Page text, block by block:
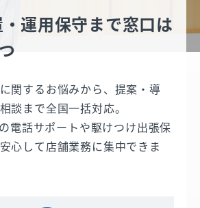
運用保守まで窓口は
関するお悩みから、提案・導
談まで全国一括対応。
電話サポートや駆けつけ出張保
心して店舗業務に集中できま